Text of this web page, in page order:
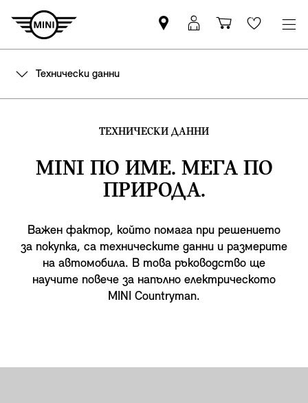
Намерете
партньор
Вход
в
Количка
за
Wishlist
Технически данни
ТЕХНИЧЕСКИ ДАННИ
MINI ПО ИМЕ. МЕГА ПО
ПРИРОДА.
Важен фактор, който помага при решението
за покупка, са техническите данни и размерите
на автомобила. В това ръководство ще
научите повече за напълно електрическото
MINI Countryman.